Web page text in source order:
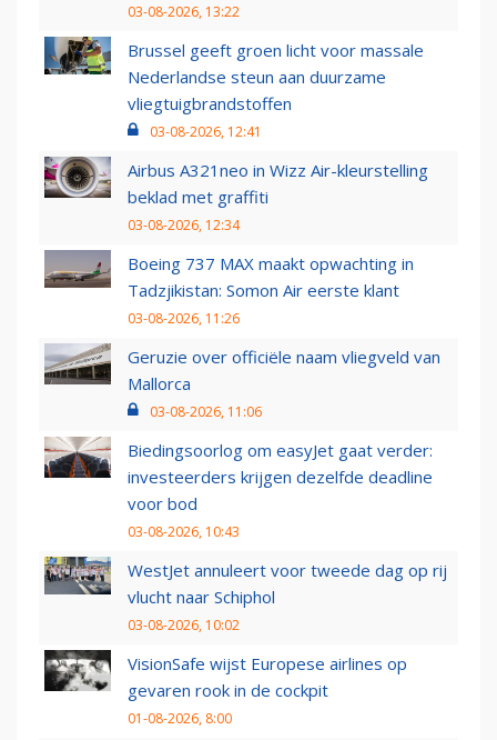
03-08-2026, 13:22
Brussel geeft groen licht voor massale
Nederlandse steun aan duurzame
vliegtuigbrandstoffen
03-08-2026, 12:41
Airbus A321neo in Wizz Air-kleurstelling
beklad met graffiti
03-08-2026, 12:34
Boeing 737 MAX maakt opwachting in
Tadzjikistan: Somon Air eerste klant
03-08-2026, 11:26
Geruzie over officiële naam vliegveld van
Mallorca
03-08-2026, 11:06
Biedingsoorlog om easyJet gaat verder:
investeerders krijgen dezelfde deadline
voor bod
03-08-2026, 10:43
WestJet annuleert voor tweede dag op rij
vlucht naar Schiphol
03-08-2026, 10:02
VisionSafe wijst Europese airlines op
gevaren rook in de cockpit
01-08-2026, 8:00